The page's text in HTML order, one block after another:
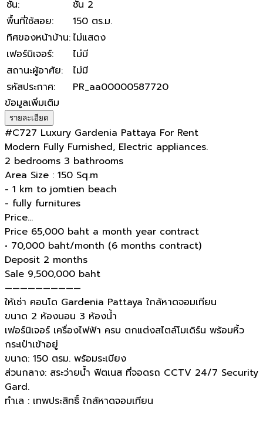
ชั้น:
ชั้น 2
พื้นที่ใช้สอย:
150 ตร.ม.
ทิศของหน้าบ้าน:ไม่แสดง
เฟอร์นิเจอร์:
ไม่มี
สถานะผู้อาศัย:
ไม่มี
รหัสประกาศ:
PR_aa00000587720
ข้อมูลเพิ่มเติม
รายละเอียด
#C727 Luxury Gardenia Pattaya For Rent
Modern Fully Furnished, Electric appliances.
2 bedrooms 3 bathrooms
Area Size : 150 Sq.m
- 1 km to jomtien beach
- fully furnitures
Price…
Price 65,000 baht a month year contract
• 70,000 baht/month (6 months contract)
Deposit 2 months
Sale 9,500,000 baht
——————————
ให้เช่า คอนโด Gardenia Pattaya ใกล้หาดจอมเทียน
ขนาด 2 ห้องนอน 3 ห้องน้ำ
เฟอร์นิเจอร์ เครื่องไฟฟ้า ครบ ตกแต่งสไตล์โมเดิร์น พร้อมหิ้ว
กระเป๋าเข้าอยู่
ขนาด: 150 ตรม. พร้อมระเบียง
ส่วนกลาง: สระว่ายน้ำ ฟิตเนส ที่จอดรถ CCTV 24/7 Security
Gard.
ทำเล : เทพประสิทธิ์ ใกล้หาดจอมเทียน